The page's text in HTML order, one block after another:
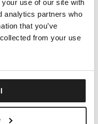
use of our site with
analytics partners who
that you’ve
from your use